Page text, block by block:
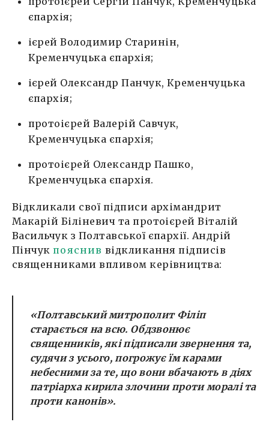
єпархія;
ієрей Володимир Старинін,
Кременчуцька єпархія;
ієрей Олександр Панчук, Кременчуцька
єпархія;
протоієрей Валерій Савчук,
Кременчуцька єпархія;
протоієрей Олександр Пашко,
Кременчуцька єпархія.
Відкликали свої підписи архімандрит
Макарій Біліневич та протоієрей Віталій
Васильчук з Полтавської єпархії. Андрій
Пінчукпояснив відкликання підписів
священниками впливом керівництва:
«Полтавський митрополит Філіп
старається на всю. Обдзвонює
священників, які підписали звернення та,
судячи з усього, погрожує їм карами
небесними за те, що вони вбачають в діях
патріарха кирила злочини проти моралі та
проти канонів».